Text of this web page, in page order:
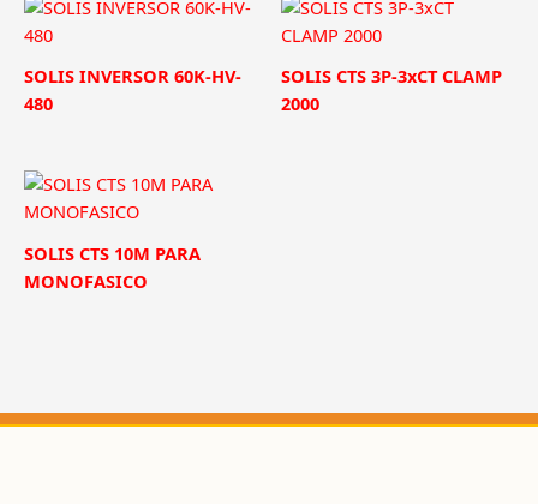
SOLIS INVERSOR 60K-HV-
480
SOLIS CTS 3P-3xCT CLAMP
2000
SOLIS CTS 10M PARA
MONOFASICO